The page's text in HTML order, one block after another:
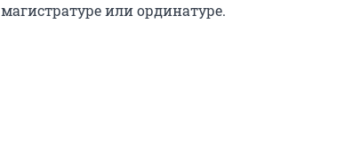
магистратуре или ординатуре.